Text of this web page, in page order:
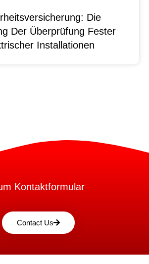
Die
Der Überprüfung Fester
Installationen
Kontaktformular
Contact Us